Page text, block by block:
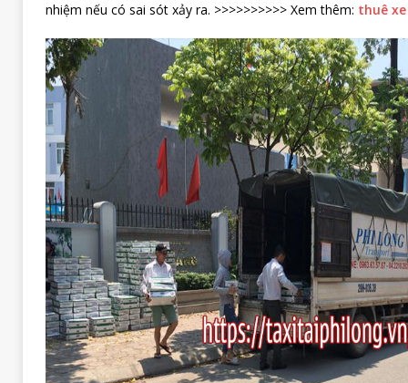
nhiệm nếu có sai sót xảy ra. >>>>>>>>>> Xem thêm: thuê